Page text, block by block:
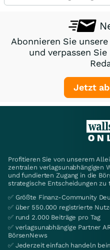
Abonnieren Sie
und verpassen
Jetzt
Profitieren Sie von unserem
zentralen verlagsunabhängigen
und fundierten Zugang in die
strategische Entscheidungen zu
✅ Größte Finanz-Community
✅ über 550.000 registrierte
✅ rund 2.000 Beiträge pro Tag
✅ verlagsunabhängige Partner
BörsenNews
✅ Jederzeit einfach handeln